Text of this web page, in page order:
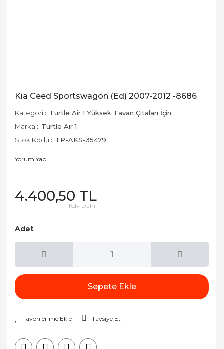
Kia Ceed Sportswagon (Ed) 2007-2012 -8686
Kategori
Turtle Air 1 Yüksek Tavan Çıtaları İçin
Marka
Turtle Air 1
Stok Kodu
TP-AKS-35479
Yorum Yap
4.400,50 TL
Kdv Dahil
Adet
Sepete Ekle
Tavsiye Et